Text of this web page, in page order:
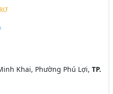
Khai, Phường Phú Lợi,TP.